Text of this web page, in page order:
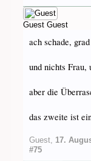
Guest Guest
ach schade,
und nichts Frau,
aber die
das zweite ist
Guest 17.
#75